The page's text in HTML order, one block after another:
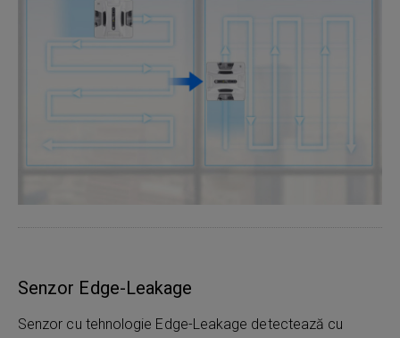
Senzor Edge-Leakage
Senzor cu tehnologie Edge-Leakage detectează cu